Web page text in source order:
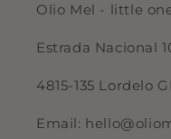
Olio Mel - little
Estrada Nacional
4815-135 Lordelo
Email: